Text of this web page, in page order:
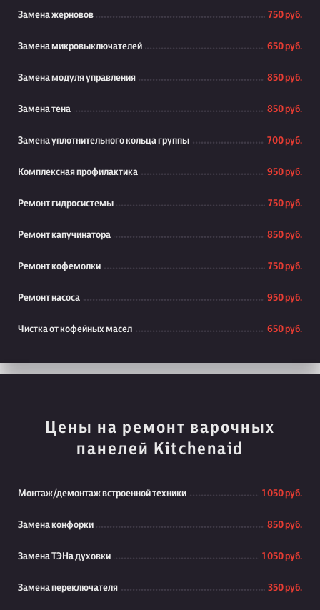
Замена жерновов 750 руб.
Замена микровыключателей 650 руб.
Замена модуля управления 850 руб.
Замена тена 850 руб.
Замена уплотнительного кольца группы 700 руб.
Комплексная профилактика 950 руб.
Ремонт гидросистемы 750 руб.
Ремонт капучинатора 850 руб.
Ремонт кофемолки 750 руб.
Ремонт насоса 950 руб.
Чистка от кофейных масел 650 руб.
Цены на ремонт варочных
панелей Kitchenaid
Монтаж/демонтаж встроенной техники 1 050 руб.
Замена конфорки 850 руб.
Замена ТЭНа духовки 1 050 руб.
Замена переключателя 350 руб.